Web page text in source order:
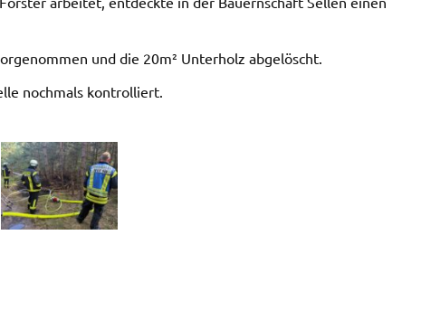
und die 20m² Unterholz abgelöscht.
nochmals kontrolliert.